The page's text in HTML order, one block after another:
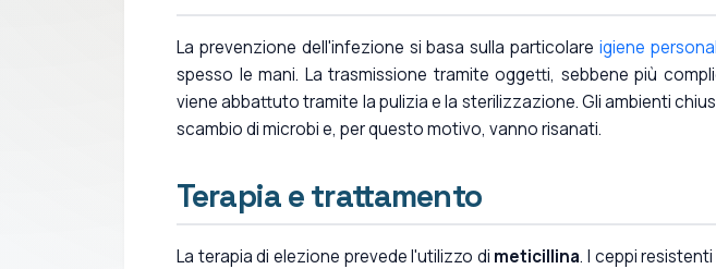
La prevenzione dell'infezione si basa sulla particolare igiene
spesso le mani. La trasmissione tramite oggetti, sebbene più
viene abbattuto tramite la pulizia e la sterilizzazione. Gli ambienti
scambio di microbi e, per questo motivo, vanno risanati.
Terapia e trattamento
La terapia di elezione prevede l'utilizzo di meticillina. I ceppi